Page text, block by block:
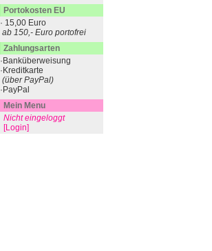
Portokosten EU
· 15,00 Euro
ab 150,- Euro portofrei
Zahlungsarten
·Banküberweisung
·Kreditkarte
(über PayPal)
·PayPal
Mein Menu
Nicht eingeloggt
[Login]